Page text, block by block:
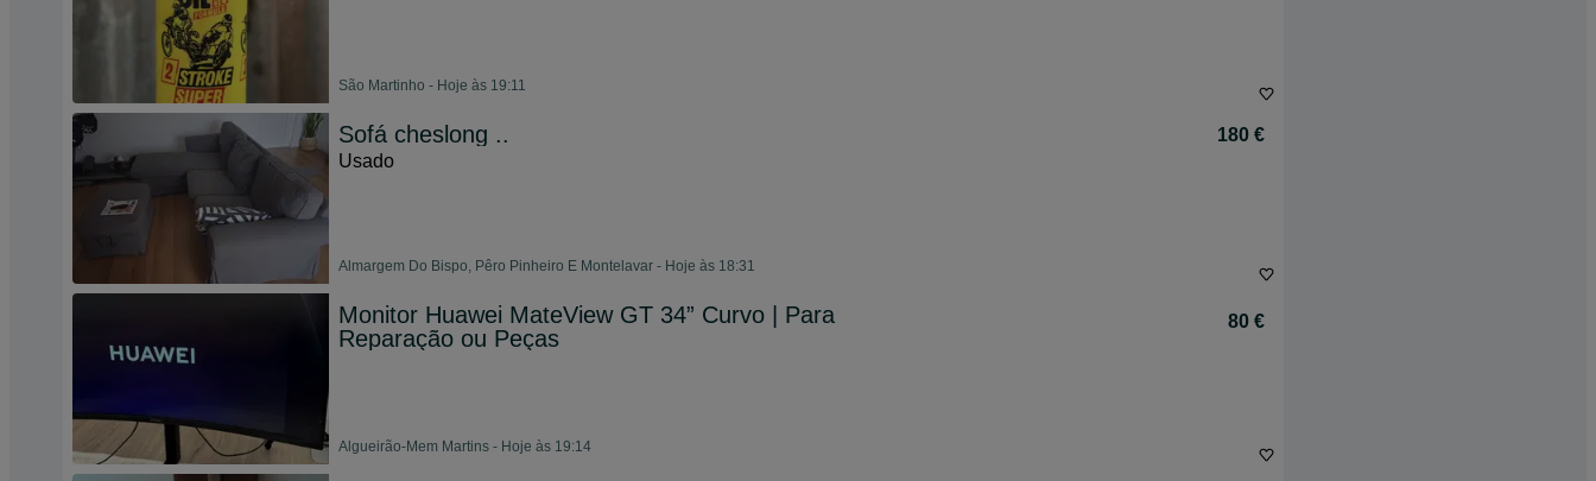
São Martinho - Hoje às 19:11
Sofá cheslong ..
180 €
Usado
Almargem Do Bispo, Pêro Pinheiro E Montelavar - Hoje às 18:31
Monitor Huawei MateView GT 34” Curvo | Para
Reparação ou Peças
80 €
Algueirão-Mem Martins - Hoje às 19:14